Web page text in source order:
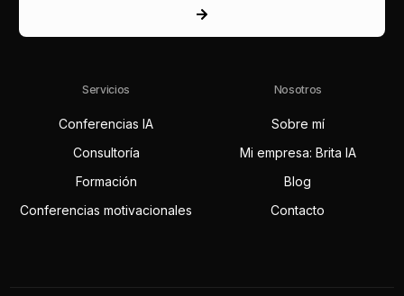
Servicios
Conferencias IA
Consultoría
Formación
Conferencias motivacionales
Nosotros
Sobre mí
Mi empresa: Brita IA
Blog
Contacto